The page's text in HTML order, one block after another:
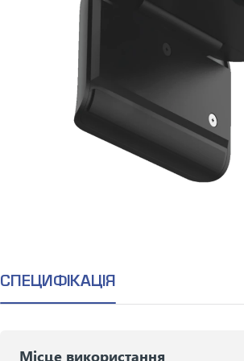
СПЕЦИФІКАЦІЯ
Місце використання